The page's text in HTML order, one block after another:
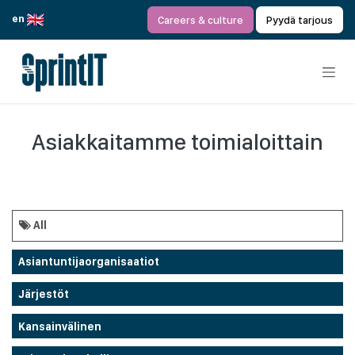
en
Careers & culture Pyydä tarjous
Asiakkaitamme toimialoittain
All
Asiantuntijaorganisaatiot
Järjestöt
Kansainvälinen